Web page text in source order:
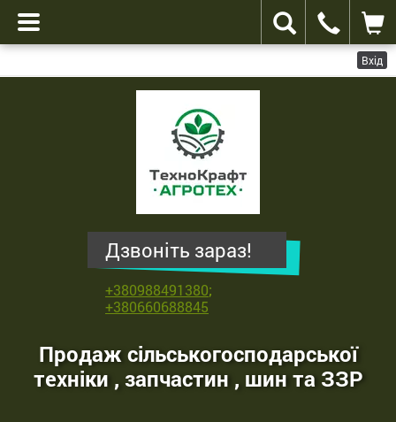
Вхід
сільськогосподарської
Дзвоніть зараз!
+380988491380;
+380660688845
Продаж сільськогосподарської
техніки , запчастин , шин та ЗЗР